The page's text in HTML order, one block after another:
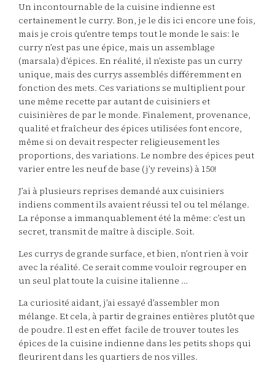
Un incontournable de la cuisine indienne est
certainement le curry. Bon, je le dis ici encore une fois,
mais je crois qu’entre temps tout le monde le sais: le
curry n’est pas une épice, mais un assemblage
(marsala) d’épices. En réalité, il n’existe pas un curry
unique, mais des currys assemblés différemment en
fonction des mets. Ces variations se multiplient pour
une même recette par autant de cuisiniers et
cuisinières de par le monde. Finalement, provenance,
qualité et fraîcheur des épices utilisées font encore,
même si on devait respecter religieusement les
proportions, des variations. Le nombre des épices peut
varier entre les neuf de base (j’y reveins) à 150!
J’ai à plusieurs reprises demandé aux cuisiniers
indiens comment ils avaient réussi tel ou tel mélange.
La réponse a immanquablement été la même: c’est un
secret, transmit de maître à disciple. Soit.
Les currys de grande surface, et bien, n’ont rien à voir
avec la réalité. Ce serait comme vouloir regrouper en
un seul plat toute la cuisine italienne …
La curiosité aidant, j’ai essayé d’assembler mon
mélange. Et cela, à partir de graines entières plutôt que
de poudre. Il est en effet facile de trouver toutes les
épices de la cuisine indienne dans les petits shops qui
fleurirent dans les quartiers de nos villes.